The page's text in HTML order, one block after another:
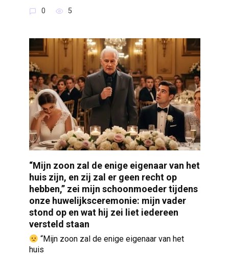
0 5
“Mijn zoon zal de enige eigenaar van het
huis zijn, en zij zal er geen recht op
hebben,” zei mijn schoonmoeder tijdens
onze huwelijksceremonie: mijn vader
stond op en wat hij zei liet iedereen
versteld staan
“Mijn zoon zal de enige eigenaar van het
huis